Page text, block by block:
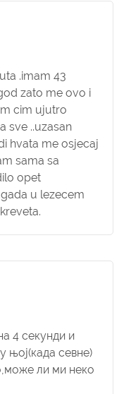
.imam 43
zato me ovo i
cim ujutro
sve ..uzasan
hvata me osjecaj
sama sa
opet
u lezecem
4 секунди и
њој(када севне)
ли ми неко